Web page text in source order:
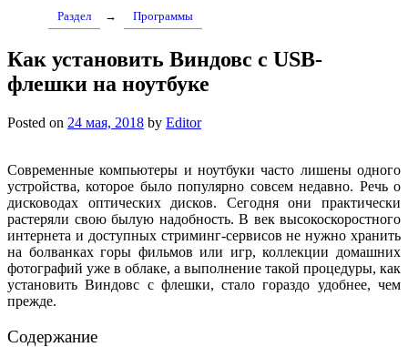
Раздел → Программы
Как установить Виндовс с USB-
флешки на ноутбуке
Posted on 24 мая, 2018 by Editor
Современные компьютеры и ноутбуки часто лишены одного
устройства, которое было популярно совсем недавно. Речь о
дисководах оптических дисков. Сегодня они практически
растеряли свою былую надобность. В век высокоскоростного
интернета и доступных стриминг-сервисов не нужно хранить
на болванках горы фильмов или игр, коллекции домашних
фотографий уже в облаке, а выполнение такой процедуры, как
установить Виндовс с флешки, стало гораздо удобнее, чем
прежде.
Содержание